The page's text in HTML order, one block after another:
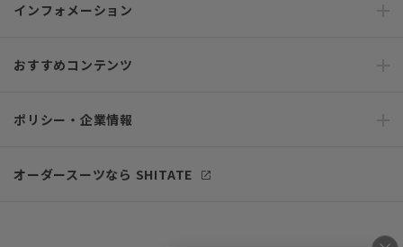
インフォメーション
おすすめコンテンツ
ポリシー・企業情報
オーダースーツなら SHITATE